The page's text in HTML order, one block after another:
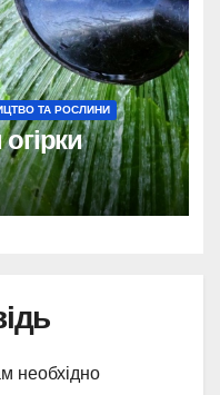
ТА РОСЛИНИ
необхідно